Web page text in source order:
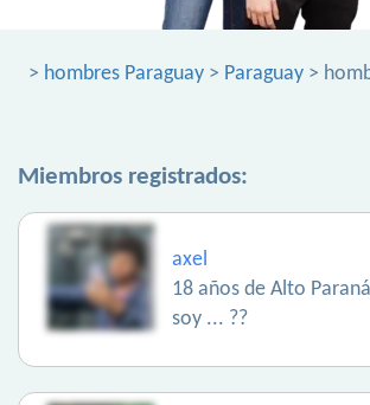
> hombres Paraguay > Paraguay >
Miembros registrados:
axel
18 años de Alto
soy ... ??